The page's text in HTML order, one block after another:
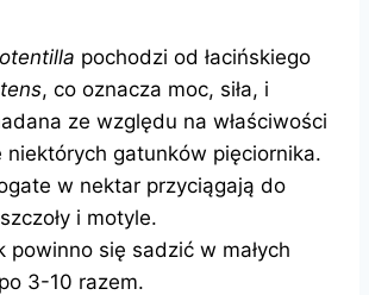
pochodzi od łacińskiego
, co oznacza moc, siła, i
ze względu na właściwości
niektórych gatunków pięciornika.
w nektar przyciągają do
i motyle.
powinno się sadzić w małych
3-10 razem.